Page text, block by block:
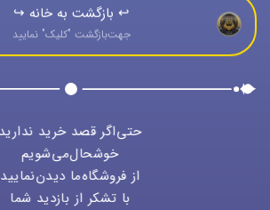
↩️ بازگشت به خانه ↪️
جهت‌بازگشت "كليک" نماييد
حتی‌اگر قصد خرید ندارید
خوشحال‌می‌شویم
از فروشگاه‌ما دیدن‌نمایید
با تشکر از بازدید شما